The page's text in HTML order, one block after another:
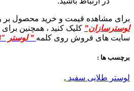
برای مشاهده قیمت و خرید محصول بر
لوسترسازان” کلیک کنید ، همچنین
سایت های فروش روی کلمه ” لوستر L1443-8″
برچسب ها :
لوستر طلایی سفید ,